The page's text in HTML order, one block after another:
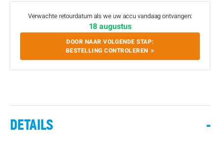
Verwachte retourdatum als we uw accu vandaag ontvangen:
18 augustus
DOOR NAAR VOLGENDE STAP:
BESTELLING CONTROLEREN
DETAILS -